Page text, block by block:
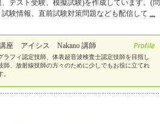
テスト受験、模擬試験)を作成しています。(問
試験情報、直前試験対策問題なども配信して ...
座 アイシス Nakano 講師
ラフィ認定技師、体表超音波検査士認定技師を目指し
師、放射線技師の方々のために少しでもお役に立てれ